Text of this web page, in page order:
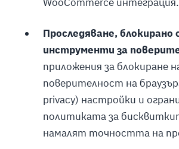
Проследяване, блокирано
инструменти за
приложения за блокиране
поверителност на
privacy) настройки и
политиката за
намалят точността на